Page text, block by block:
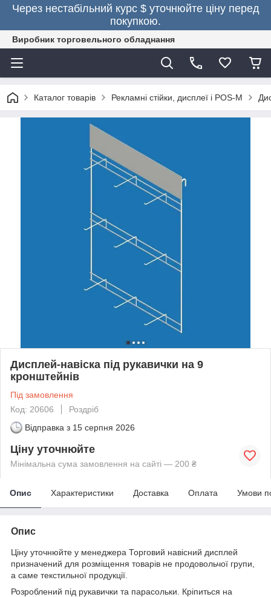
Через нестабільний курс $ уточнюйте ціну перед
покупкою.
Виробник торговельного обладнання
Каталог товарів Рекламні стійки, дисплеї і POS-M
Дисплей-навіска під рукавички на 9
кронштейнів
Під замовлення
Код: 20606
Роздріб
Відправка з 15 серпня 2026
Ціну уточнюйте
Мінімальна сума замовлення на сайті — 200 ₴
Опис Характеристики Доставка Оплата Умови
Опис
Ціну уточнюйте у менеджера Торговий навісний дисплей
призначений для розміщення товарів не продовольчої групи,
а саме текстильної продукції.
Розроблений під рукавички та парасольки. Кріпиться на